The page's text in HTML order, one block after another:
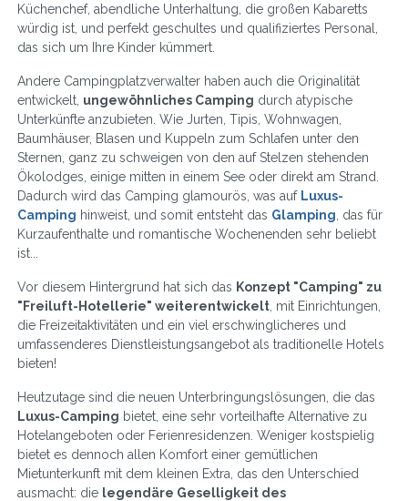
Küchenchef, abendliche Unterhaltung, die großen Kabaretts
würdig ist, und perfekt geschultes und qualifiziertes Personal,
das sich um Ihre Kinder kümmert.
Andere Campingplatzverwalter haben auch die Originalität
entwickelt, ungewöhnliches Camping durch atypische
Unterkünfte anzubieten. Wie Jurten, Tipis, Wohnwagen,
Baumhäuser, Blasen und Kuppeln zum Schlafen unter den
Sternen, ganz zu schweigen von den auf Stelzen stehenden
Ökolodges, einige mitten in einem See oder direkt am Strand.
Dadurch wird das Camping glamourös, was auf Luxus-
Camping hinweist, und somit entsteht das Glamping , das für
Kurzaufenthalte und romantische Wochenenden sehr beliebt
ist...
Vor diesem Hintergrund hat sich das Konzept "Camping" zu
"Freiluft-Hotellerie" weiterentwickelt , mit Einrichtungen,
die Freizeitaktivitäten und ein viel erschwinglicheres und
umfassenderes Dienstleistungsangebot als traditionelle Hotels
bieten!
Heutzutage sind die neuen Unterbringungslösungen, die das
Luxus-Camping bietet, eine sehr vorteilhafte Alternative zu
Hotelangeboten oder Ferienresidenzen. Weniger kostspielig
bietet es dennoch allen Komfort einer gemütlichen
Mietunterkunft mit dem kleinen Extra, das den Unterschied
ausmacht: die legendäre Geselligkeit des